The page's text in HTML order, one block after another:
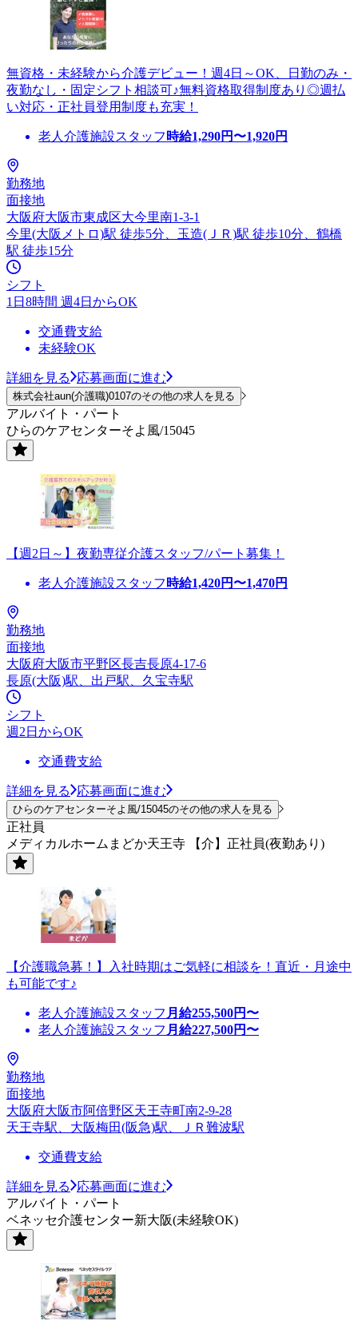
無資格・未経験から介護デビュー！週4日～OK、日勤のみ・
夜勤なし・固定シフト相談可♪無料資格取得制度あり◎週払
い対応・正社員登用制度も充実！
老人介護施設スタッフ 時給1,290円〜1,920円
勤務地
面接地
大阪府大阪市東成区大今里南1-3-1
今里(大阪メトロ)駅 徒歩5分、玉造(ＪＲ)駅 徒歩10分、鶴橋
駅 徒歩15分
シフト
1日8時間 週4日からOK
交通費支給
未経験OK
詳細を見る 応募画面に進む
株式会社aun(介護職)0107のその他の求人を見る
アルバイト・パート
ひらのケアセンターそよ風/15045
【週2日～】夜勤専従介護スタッフ/パート募集！
老人介護施設スタッフ 時給1,420円〜1,470円
勤務地
面接地
大阪府大阪市平野区長吉長原4-17-6
長原(大阪)駅、出戸駅、久宝寺駅
シフト
週2日からOK
交通費支給
詳細を見る 応募画面に進む
ひらのケアセンターそよ風/15045のその他の求人を見る
正社員
メディカルホームまどか天王寺 【介】正社員(夜勤あり)
【介護職急募！】入社時期はご気軽に相談を！直近・月途中
も可能です♪
老人介護施設スタッフ 月給255,500円〜
老人介護施設スタッフ 月給227,500円〜
勤務地
面接地
大阪府大阪市阿倍野区天王寺町南2-9-28
天王寺駅、大阪梅田(阪急)駅、ＪＲ難波駅
交通費支給
詳細を見る
応募画面に進む
アルバイト・パート
ベネッセ介護センター新大阪(未経験OK)